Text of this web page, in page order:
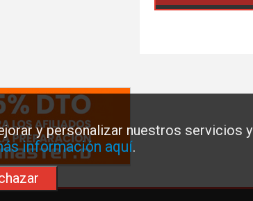
y personalizar nuestros servicios y
información aquí.